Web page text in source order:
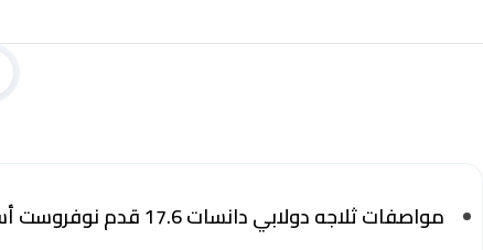
مواصفات ثلاجه دولابي دانسات 17.6 قدم نوفروست أسود